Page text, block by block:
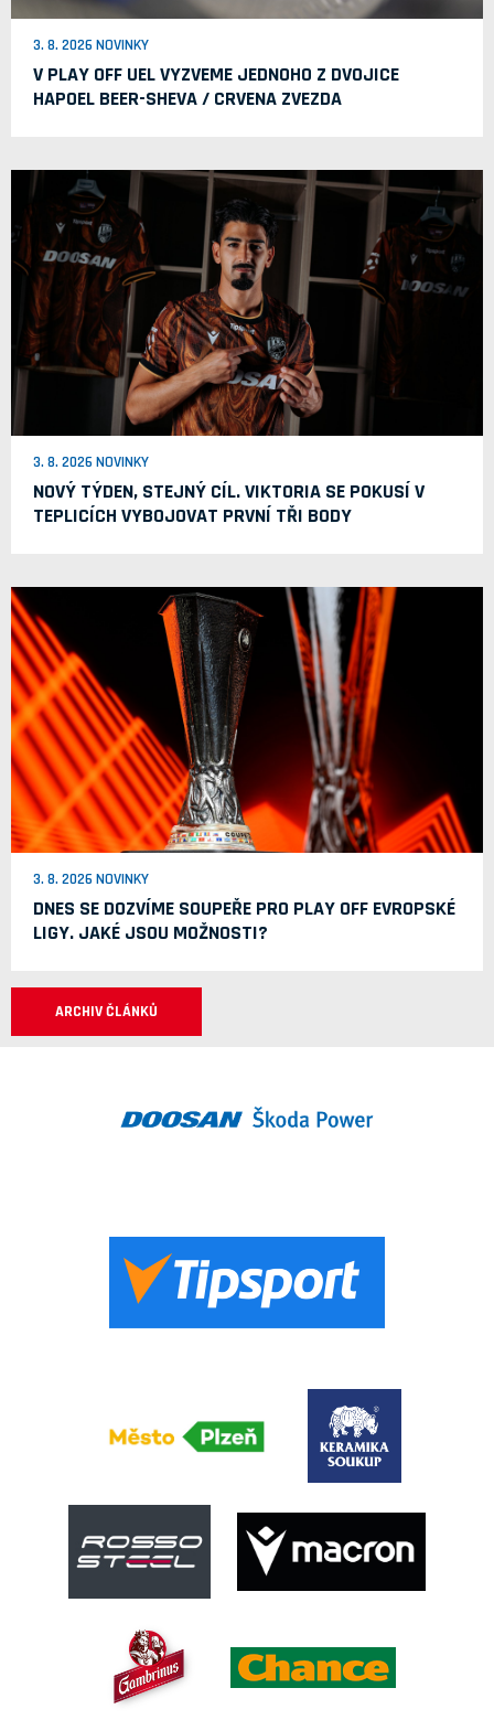
3. 8. 2026 NOVINKY
V PLAY OFF UEL VYZVEME JEDNOHO Z DVOJICE
HAPOEL BEER-SHEVA / CRVENA ZVEZDA
3. 8. 2026 NOVINKY
NOVÝ TÝDEN, STEJNÝ CÍL. VIKTORIA SE POKUSÍ V
TEPLICÍCH VYBOJOVAT PRVNÍ TŘI BODY
3. 8. 2026 NOVINKY
DNES SE DOZVÍME SOUPEŘE PRO PLAY OFF EVROPSKÉ
LIGY. JAKÉ JSOU MOŽNOSTI?
ARCHIV ČLÁNKŮ